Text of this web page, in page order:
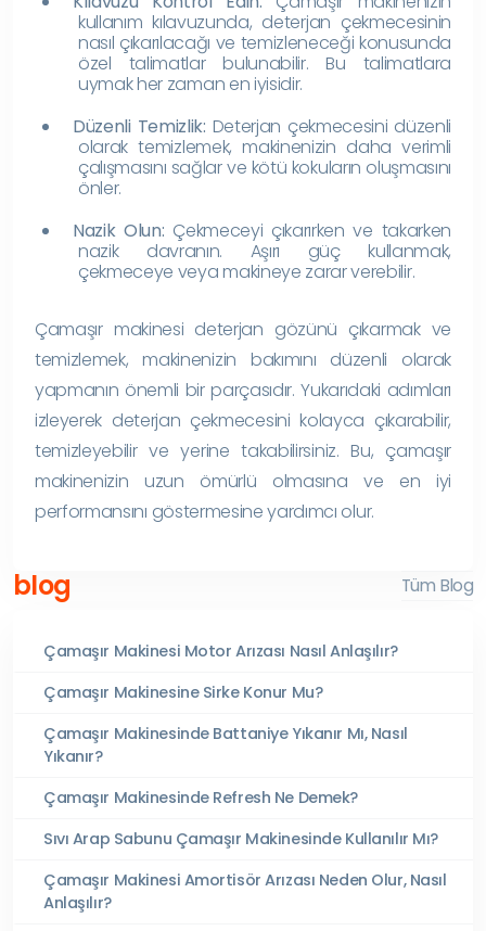
kullanım kılavuzunda, deterjan çekmecesinin
nasıl çıkarılacağı ve temizleneceği konusunda
özel talimatlar bulunabilir. Bu talimatlara
uymak her zaman en iyisidir.
Düzenli Temizlik: Deterjan çekmecesini düzenli
olarak temizlemek, makinenizin daha verimli
çalışmasını sağlar ve kötü kokuların oluşmasını
önler.
Nazik Olun: Çekmeceyi çıkarırken ve takarken
nazik davranın. Aşırı güç kullanmak,
çekmeceye veya makineye zarar verebilir.
Çamaşır makinesi deterjan gözünü çıkarmak ve
temizlemek, makinenizin bakımını düzenli olarak
yapmanın önemli bir parçasıdır. Yukarıdaki adımları
izleyerek deterjan çekmecesini kolayca çıkarabilir,
temizleyebilir ve yerine takabilirsiniz. Bu, çamaşır
makinenizin uzun ömürlü olmasına ve en iyi
performansını göstermesine yardımcı olur.
blog Tüm Blog
Çamaşır Makinesi Motor Arızası Nasıl Anlaşılır?
Çamaşır Makinesine Sirke Konur Mu?
Çamaşır Makinesinde Battaniye Yıkanır Mı, Nasıl
Yıkanır?
Çamaşır Makinesinde Refresh Ne Demek?
Sıvı Arap Sabunu Çamaşır Makinesinde Kullanılır Mı?
Çamaşır Makinesi Amortisör Arızası Neden Olur, Nasıl
Anlaşılır?